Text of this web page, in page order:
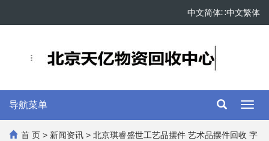
中文繁体
∷
中文简体
导航菜单
首 页 > 新闻资讯 > 北京琪睿盛世工艺品摆件 艺术品摆件回收 字